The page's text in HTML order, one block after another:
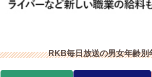
RKB毎日放送の男女年齢別